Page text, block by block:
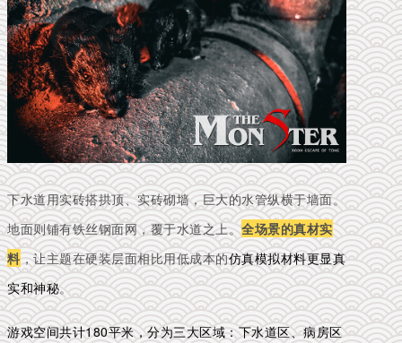
下水道用实砖搭拱顶、实砖砌墙，巨大的水管纵横于墙面。
地面则铺有铁丝钢面网，覆于水道之上。全场景的真材实
料，让主题在硬装层面相比用低成本的仿真模拟材料更显真
实和神秘。
游戏空间共计180平米，分为三大区域：下水道区、病房区